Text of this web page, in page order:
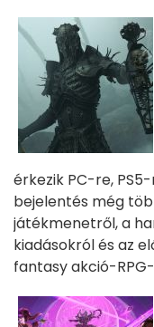
érkezik PC-re,
bejelentés még
játékmenetről, a
kiadásokról és az
fantasy akció-